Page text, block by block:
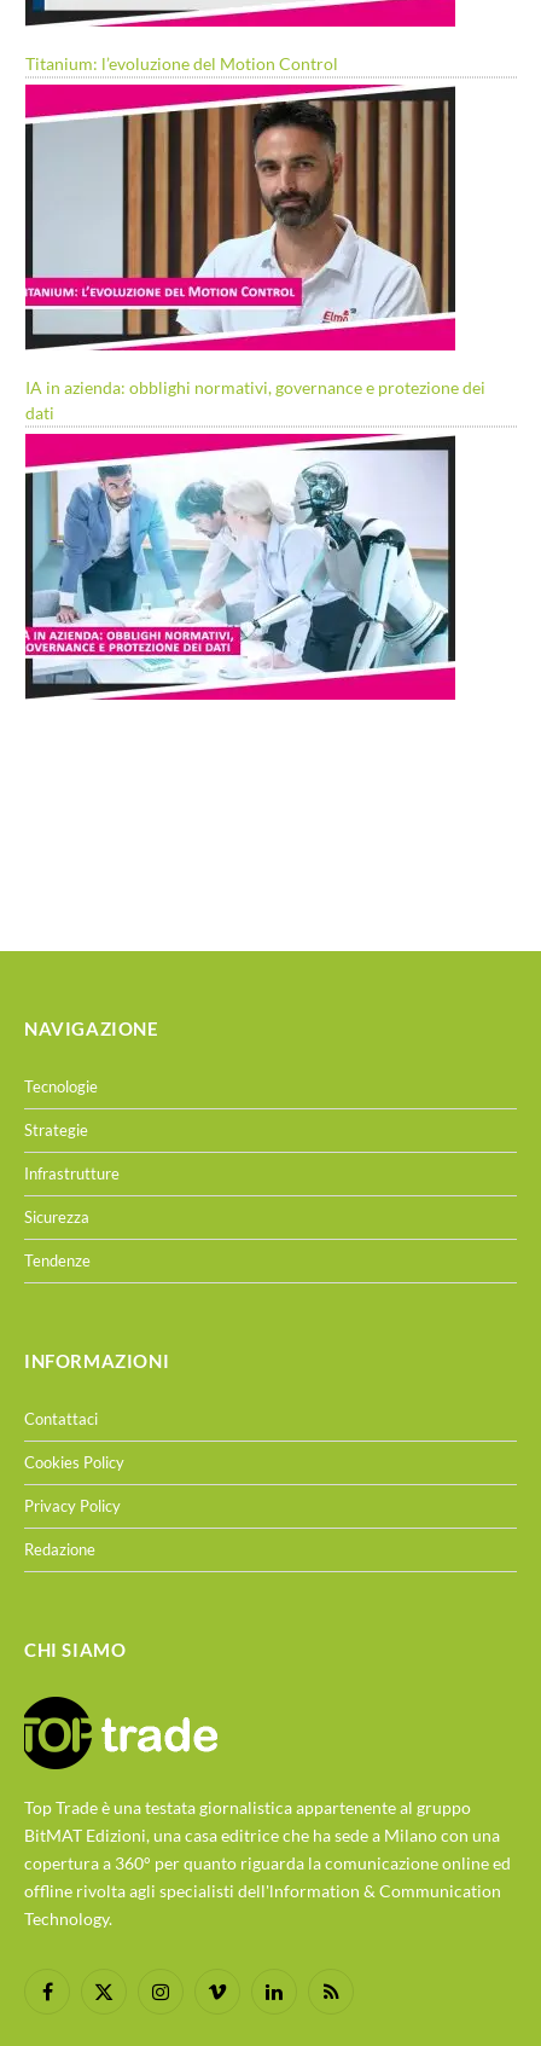
Titanium: l’evoluzione del Motion Control
IA in azienda: obblighi normativi, governance e protezione dei
dati
NAVIGAZIONE
Tecnologie
Strategie
Infrastrutture
Sicurezza
Tendenze
INFORMAZIONI
Contattaci
Cookies Policy
Privacy Policy
Redazione
CHI SIAMO
Top Trade è una testata giornalistica appartenente al gruppo
BitMAT Edizioni, una casa editrice che ha sede a Milano con una
copertura a 360° per quanto riguarda la comunicazione online ed
offline rivolta agli specialisti dell'lnformation & Communication
Technology.
Facebook
X
InstagramVimeo LinkedInRSS